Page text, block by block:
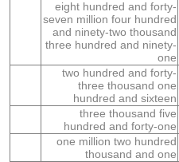
eight hundred and forty-
seven million four hundred
and ninety-two thousand
three hundred and ninety-
one
two hundred and forty-
three thousand one
hundred and sixteen
three thousand five
hundred and forty-one
one million two hundred
thousand and one